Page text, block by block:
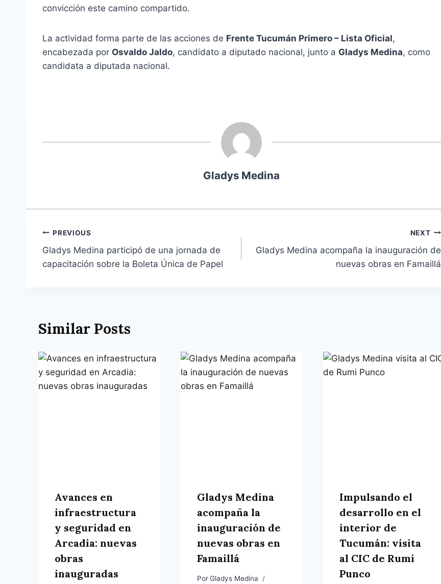
convicción este camino compartido.
La actividad forma parte de las acciones de Frente Tucumán Primero – Lista Oficial,
encabezada por Osvaldo Jaldo, candidato a diputado nacional, junto a Gladys Medina, como
candidata a diputada nacional.
Gladys Medina
Navegación
de
PREVIOUS
Gladys Medina participó de una jornada de
capacitación sobre la Boleta Única de Papel
NEXT
Gladys Medina acompaña la inauguración de
nuevas obras en Famaillá
Similar Posts
Avances en
infraestructura
y seguridad en
Arcadia: nuevas
obras
inauguradas
Gladys Medina
acompaña la
inauguración de
nuevas obras en
Famaillá
PorGladys Medina
Impulsando el
desarrollo en el
interior de
Tucumán: visita
al CIC de Rumi
Punco